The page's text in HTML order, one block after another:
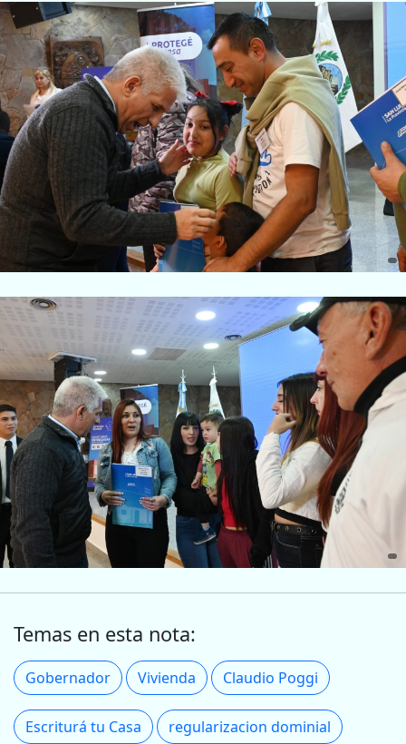
Temas en esta nota:
Gobernador Vivienda Claudio Poggi
Escriturá tu Casa regularizacion dominial